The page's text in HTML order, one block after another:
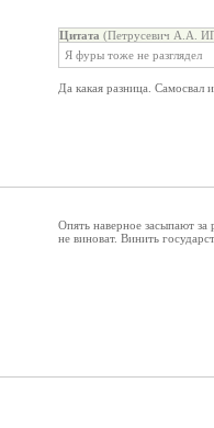
Цитата (Петрусевич А.А.
Я фуры тоже не разглядел
Да какая разница.
Опять наверное засыпают
не виноват. Винить